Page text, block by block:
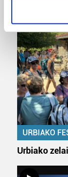
Identify
specific
Find out more
and set your
Guk eta gure
prozesatzen
teknologia
neurtzeko,
produktuak
Bazkide
URBIAKO
Urbiako